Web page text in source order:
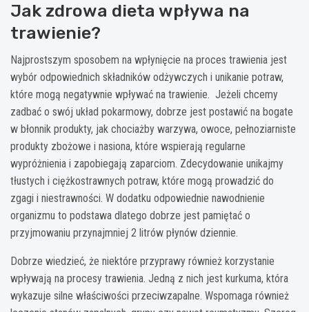
Jak zdrowa dieta wpływa na
trawienie?
Najprostszym sposobem na wpłynięcie na proces trawienia jest
wybór odpowiednich składników odżywczych i unikanie potraw,
które mogą negatywnie wpływać na trawienie. Jeżeli chcemy
zadbać o swój układ pokarmowy, dobrze jest postawić na bogate
w błonnik produkty, jak chociażby warzywa, owoce, pełnoziarniste
produkty zbożowe i nasiona, które wspierają regularne
wypróżnienia i zapobiegają zaparciom. Zdecydowanie unikajmy
tłustych i ciężkostrawnych potraw, które mogą prowadzić do
zgagi i niestrawności. W dodatku odpowiednie nawodnienie
organizmu to podstawa dlatego dobrze jest pamiętać o
przyjmowaniu przynajmniej 2 litrów płynów dziennie.
Dobrze wiedzieć, że niektóre przyprawy również korzystanie
wpływają na procesy trawienia. Jedną z nich jest kurkuma, która
wykazuje silne właściwości przeciwzapalne. Wspomaga również